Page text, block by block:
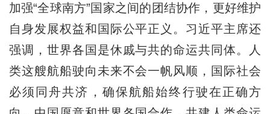
加强“全球南方”国家之间的团结协作，更好维护
自身发展权益和国际公平正义。习近平主席还
强调，世界各国是休戚与共的命运共同体。人
类这艘航船驶向未来不会一帆风顺，国际社会
必须同舟共济，确保航船始终行驶在正确方